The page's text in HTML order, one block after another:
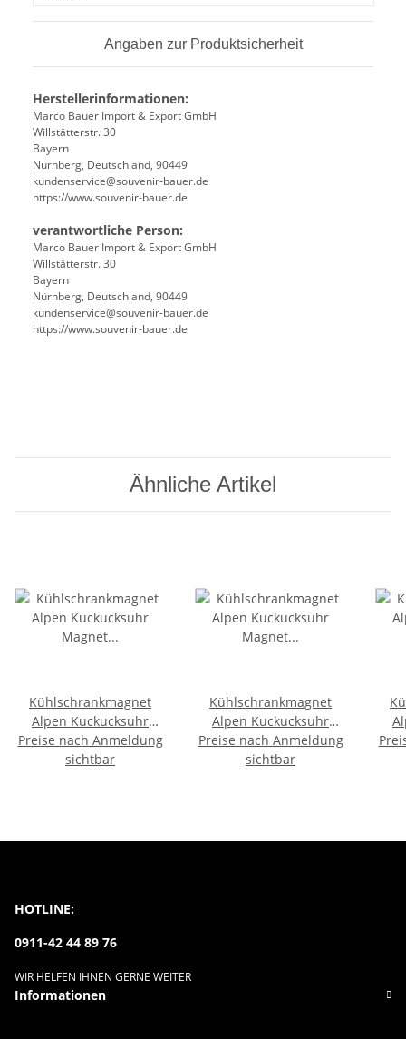
Angaben zur Produktsicherheit
Herstellerinformationen:
Marco Bauer Import & Export GmbH
Willstätterstr. 30
Bayern
Nürnberg, Deutschland, 90449
kundenservice@souvenir-bauer.de
https://www.souvenir-bauer.de
verantwortliche Person:
Marco Bauer Import & Export GmbH
Willstätterstr. 30
Bayern
Nürnberg, Deutschland, 90449
kundenservice@souvenir-bauer.de
https://www.souvenir-bauer.de
Ähnliche Artikel
Kühlschrankmagnet
Alpen Kuckucksuhr
Magnet
Urlaubserinnerung
Preise nach Anmeldung
sichtbar
Kühlschrankmagnet
Alpen Kuckucksuhr
Magnet
Urlaubserinnerung
Preise nach Anmeldung
sichtbar
HOTLINE:
0911-42 44 89 76
WIR HELFEN IHNEN GERNE WEITER
Informationen